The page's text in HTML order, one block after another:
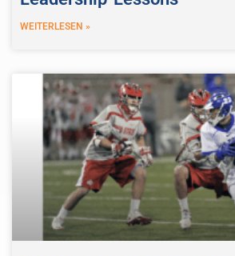
WEITERLESEN »